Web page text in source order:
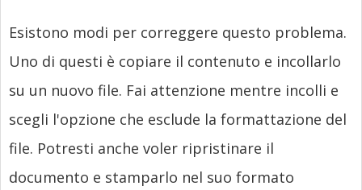
Esistono modi per correggere questo problema.
Uno di questi è copiare il contenuto e incollarlo
su un nuovo file. Fai attenzione mentre incolli e
scegli l'opzione che esclude la formattazione del
file. Potresti anche voler ripristinare il
documento e stamparlo nel suo formato